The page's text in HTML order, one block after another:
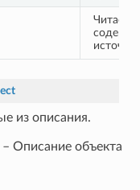
Читает
из описания.
Описание объекта